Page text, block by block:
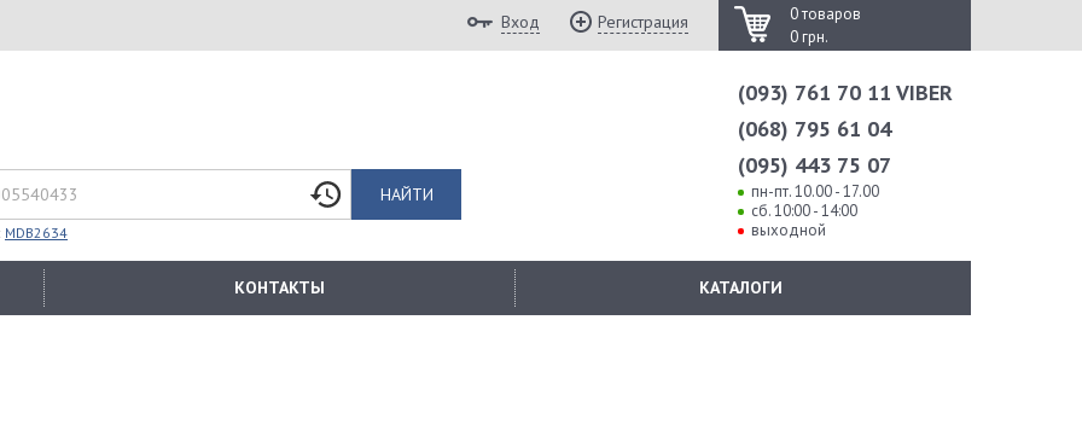
0 товаров
0 грн.
Вход Регистрация
НАЙТИ
MDB2634
(093) 761 70 11 VIBER
(068) 795 61 04
(095) 443 75 07
пн-пт. 10.00 - 17.00
сб. 10:00 - 14:00
выходной
КОНТАКТЫ КАТАЛОГИ